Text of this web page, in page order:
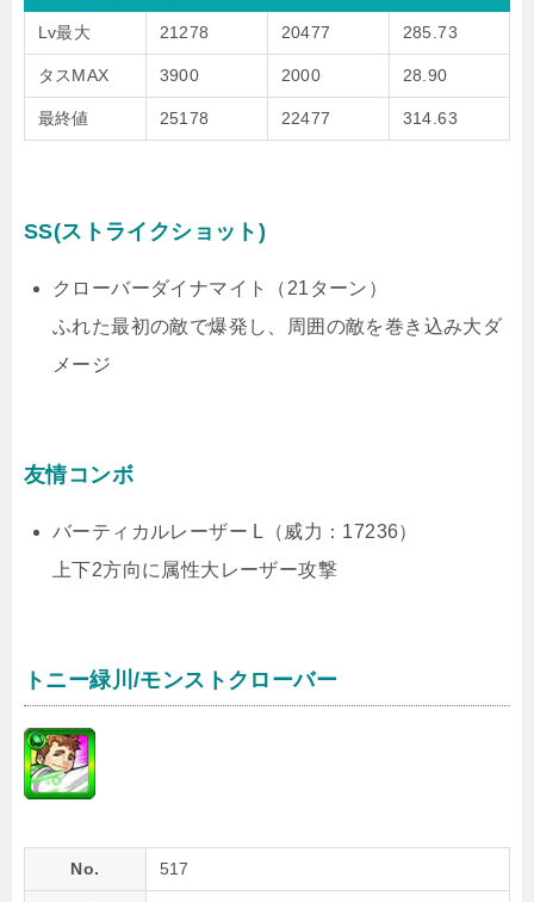
Lv最大 21278 20477 285.73
タスMAX 3900 2000 28.90
最終値 25178 22477 314.63
SS(ストライクショット)
クローバーダイナマイト（21ターン）
ふれた最初の敵で爆発し、周囲の敵を巻き込み大ダ
メージ
友情コンボ
バーティカルレーザー L（威力：17236）
上下2方向に属性大レーザー攻撃
トニー緑川/モンストクローバー
No. 517